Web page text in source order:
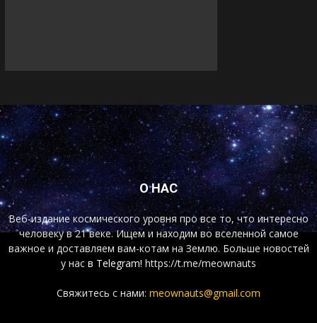
О НАС
Веб-издание космического уровня про все то, что интересно
человеку в 21 веке. Ищем и находим во вселенной самое
важное и доставляем вам-котам на Землю. Больше новостей
у нас в Telegram! https://t.me/meownauts
Свяжитесь с нами: meownauts@gmail.com